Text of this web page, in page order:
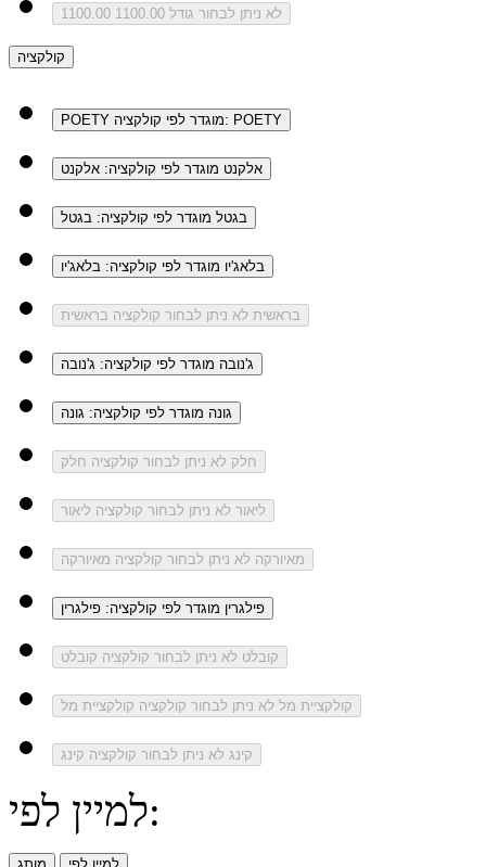
1100.00 לא ניתן לבחור גודל 1100.00
קולקציה
POETY מוגדר לפי קולקציה: POETY
אלקנט מוגדר לפי קולקציה: אלקנט
בגטל מוגדר לפי קולקציה: בגטל
בלאג'יו מוגדר לפי קולקציה: בלאג'יו
בראשית לא ניתן לבחור קולקציה בראשית
ג'נובה מוגדר לפי קולקציה: ג'נובה
גונה מוגדר לפי קולקציה: גונה
חלק לא ניתן לבחור קולקציה חלק
ליאור לא ניתן לבחור קולקציה ליאור
מאיורקה לא ניתן לבחור קולקציה מאיורקה
פילגרין מוגדר לפי קולקציה: פילגרין
קובלט לא ניתן לבחור קולקציה קובלט
קולקציית מל לא ניתן לבחור קולקציה קולקציית מל
קינג לא ניתן לבחור קולקציה קינג
למיין לפי: